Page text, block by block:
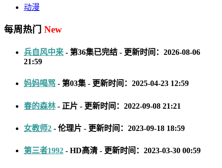
动漫
每周热门 New
兵自风中来 - 第36集已完结 - 更新时间：2026-08-06
21:59
妈妈喝骂 - 第03集 - 更新时间：2025-04-23 12:59
春的森林- 正片 - 更新时间：2022-09-08 21:21
女教师2 - 伦理片 - 更新时间：2023-09-18 18:59
第三者1992 - HD高清 - 更新时间：2023-03-30 00:59